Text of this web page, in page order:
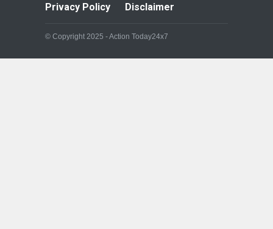
Privacy Policy
Disclaimer
© Copyright 2025 - Action Today24x7